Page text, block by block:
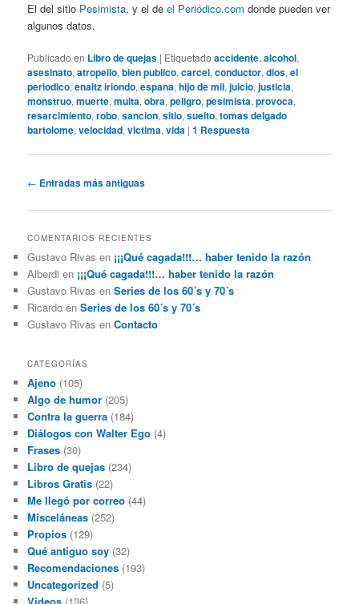
El del sitio Pesimista, y el deel Periódico.com donde pueden ver
algunos datos.
Publicado en Libro de quejas | Etiquetado accidente,alcohol,
asesinato,atropello,bien publico,carcel,conductor,dios,el
periodico,enaitz iriondo,espana,hijo de mil,juicio,justicia,
monstruo,muerte,multa,obra,peligro,pesimista,provoca,
resarcimiento,robo,sancion,sitio,suelto,tomas delgado
bartolome,velocidad,victima,vida |1 Respuesta
Navegación
entradas
← Entradas más antiguas
COMENTARIOS RECIENTES
Gustavo Rivas en ¡¡¡Qué cagada!!!… haber tenido la razón
Alberdi en ¡¡¡Qué cagada!!!… haber tenido la razón
Gustavo Rivas enSeries de los 60´s y 70´s
Ricardo enSeries de los 60´s y 70´s
Gustavo Rivas enContacto
CATEGORÍAS
Ajeno (105)
Algo de humor (205)
Contra la guerra (184)
Diálogos con Walter Ego (4)
Frases (30)
Libro de quejas (234)
Libros Gratis (22)
Me llegó por correo (44)
Misceláneas (252)
Propios (129)
Qué antiguo soy (32)
Recomendaciones (193)
Uncategorized (5)